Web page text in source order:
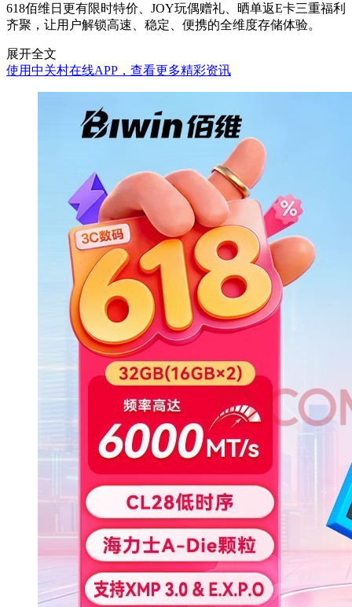
618佰维日更有限时特价、JOY玩偶赠礼、晒单返E卡三重福利
齐聚，让用户解锁高速、稳定、便携的全维度存储体验。
展开全文
使用中关村在线APP，查看更多精彩资讯